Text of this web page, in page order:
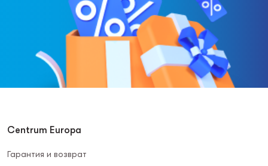
Centrum Europa
Гарантия и возврат